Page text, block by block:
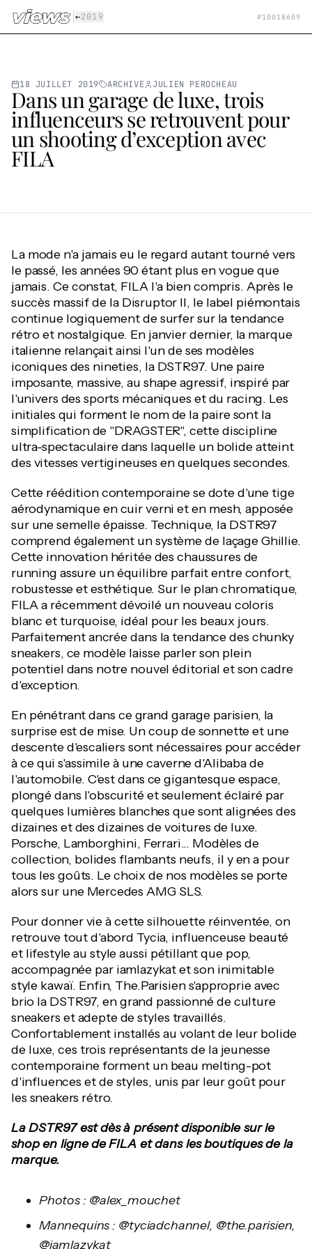
Aller au contenu principal
←2019 # 10018609
18 JUILLET 2019 ARCHIVE JULIEN PEROCHEAU
Dans un garage de luxe, trois
influenceurs se retrouvent pour
un shooting d’exception avec
FILA
La mode n'a jamais eu le regard autant tourné vers
le passé, les années 90 étant plus en vogue que
jamais. Ce constat, FILA l'a bien compris. Après le
succès massif de la Disruptor II, le label piémontais
continue logiquement de surfer sur la tendance
rétro et nostalgique. En janvier dernier, la marque
italienne relançait ainsi l'un de ses modèles
iconiques des nineties, la DSTR97. Une paire
imposante, massive, au shape agressif, inspiré par
l'univers des sports mécaniques et du racing. Les
initiales qui forment le nom de la paire sont la
simplification de "DRAGSTER", cette discipline
ultra-spectaculaire dans laquelle un bolide atteint
des vitesses vertigineuses en quelques secondes.
Cette réédition contemporaine se dote d'une tige
aérodynamique en cuir verni et en mesh, apposée
sur une semelle épaisse. Technique, la DSTR97
comprend également un système de laçage Ghillie.
Cette innovation héritée des chaussures de
running assure un équilibre parfait entre confort,
robustesse et esthétique. Sur le plan chromatique,
FILA a récemment dévoilé un nouveau coloris
blanc et turquoise, idéal pour les beaux jours.
Parfaitement ancrée dans la tendance des chunky
sneakers, ce modèle laisse parler son plein
potentiel dans notre nouvel éditorial et son cadre
d'exception.
En pénétrant dans ce grand garage parisien, la
surprise est de mise. Un coup de sonnette et une
descente d'escaliers sont nécessaires pour accéder
à ce qui s'assimile à une caverne d'Alibaba de
l'automobile. C'est dans ce gigantesque espace,
plongé dans l'obscurité et seulement éclairé par
quelques lumières blanches que sont alignées des
dizaines et des dizaines de voitures de luxe.
Porsche, Lamborghini, Ferrari... Modèles de
collection, bolides flambants neufs, il y en a pour
tous les goûts. Le choix de nos modèles se porte
alors sur une Mercedes AMG SLS.
Pour donner vie à cette silhouette réinventée, on
retrouve tout d'abord Tycia, influenceuse beauté
et lifestyle au style aussi pétillant que pop,
accompagnée par iamlazykat et son inimitable
style kawaï. Enfin, The.Parisien s'approprie avec
brio la DSTR97, en grand passionné de culture
sneakers et adepte de styles travaillés.
Confortablement installés au volant de leur bolide
de luxe, ces trois représentants de la jeunesse
contemporaine forment un beau melting-pot
d'influences et de styles, unis par leur goût pour
les sneakers rétro.
La DSTR97 est dès à présent disponible sur le
shop en ligne de FILA et dans les boutiques de la
marque.
Photos : @alex_mouchet
Mannequins : @tyciadchannel, @the.parisien,
@iamlazykat